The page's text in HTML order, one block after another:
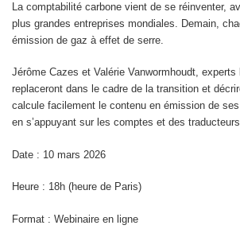
La comptabilité carbone vient de se réinventer,
plus grandes entreprises mondiales. Demain,
émission de gaz à effet de serre.
Jérôme Cazes et Valérie Vanwormhoudt,
replaceront dans le cadre de la transition et
calcule facilement le contenu en émission de
en s’appuyant sur les comptes et des
Date : 10 mars 2026
Heure : 18h (heure de Paris)
Format : Webinaire en ligne